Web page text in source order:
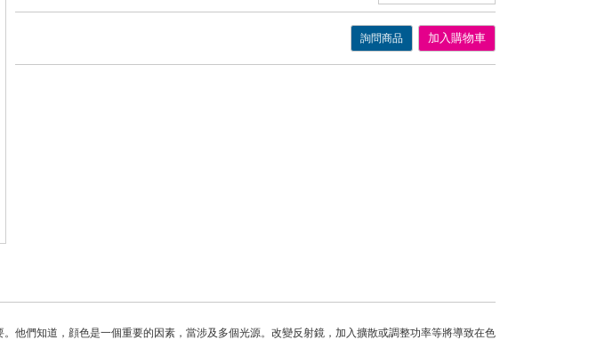
詢問商品 加入購物車
他們知道，顔色是一個重要的因素，當涉及多個光源。改變反射鏡，加入擴散或調整功率等將導致在色